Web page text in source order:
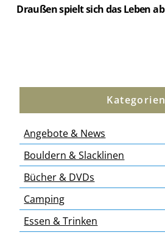
Draußen spielt sich das Leben ab
Kategorien
Angebote & News
Bouldern & Slacklinen
Bücher & DVDs
Camping
Essen & Trinken